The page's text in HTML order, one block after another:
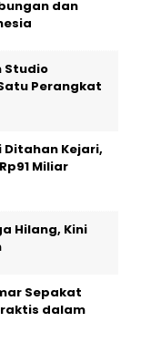
dan
Studio
Perangkat
Ditahan Kejari,
Miliar
Hilang, Kini
Sepakat
dalam